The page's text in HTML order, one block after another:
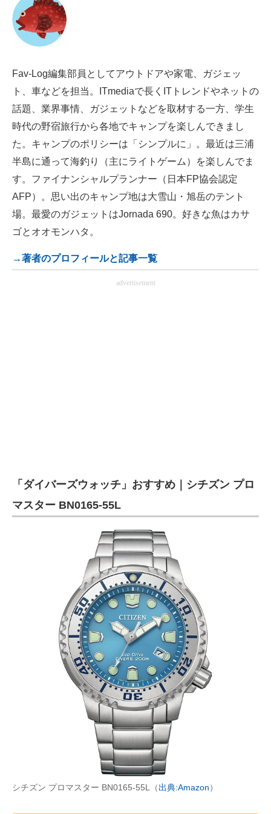
Fav-Log編集部員としてアウトドアや家電、ガジェッ
ト、車などを担当。ITmediaで長くITトレンドやネットの
話題、業界事情、ガジェットなどを取材する一方、学生
時代の野宿旅行から各地でキャンプを楽しんできまし
た。キャンプのポリシーは「シンプルに」。最近は三浦
半島に通って海釣り（主にライトゲーム）を楽しんでま
す。ファイナンシャルプランナー（日本FP協会認定
AFP）。思い出のキャンプ地は大雪山・旭岳のテント
場。最愛のガジェットはJornada 690。好きな魚はカサ
ゴとオオモンハタ。
→著者のプロフィールと記事一覧
advertisement
「ダイバーズウォッチ」おすすめ｜シチズン プロ
マスター BN0165-55L
シチズン プロマスター BN0165-55L（出典:Amazon）